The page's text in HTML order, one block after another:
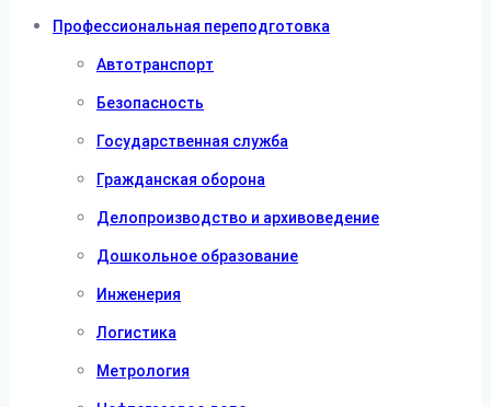
Профессиональная переподготовка
Автотранспорт
Безопасность
Государственная служба
Гражданская оборона
Делопроизводство и архивоведение
Дошкольное образование
Инженерия
Логистика
Метрология